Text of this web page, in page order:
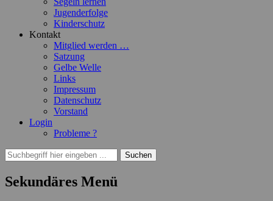
Jugenderfolge
Kinderschutz
Kontakt
Mitglied werden …
Satzung
Gelbe Welle
Links
Impressum
Datenschutz
Vorstand
Login
Probleme ?
Suchen
Suchen
nach:
Sekundäres Menü